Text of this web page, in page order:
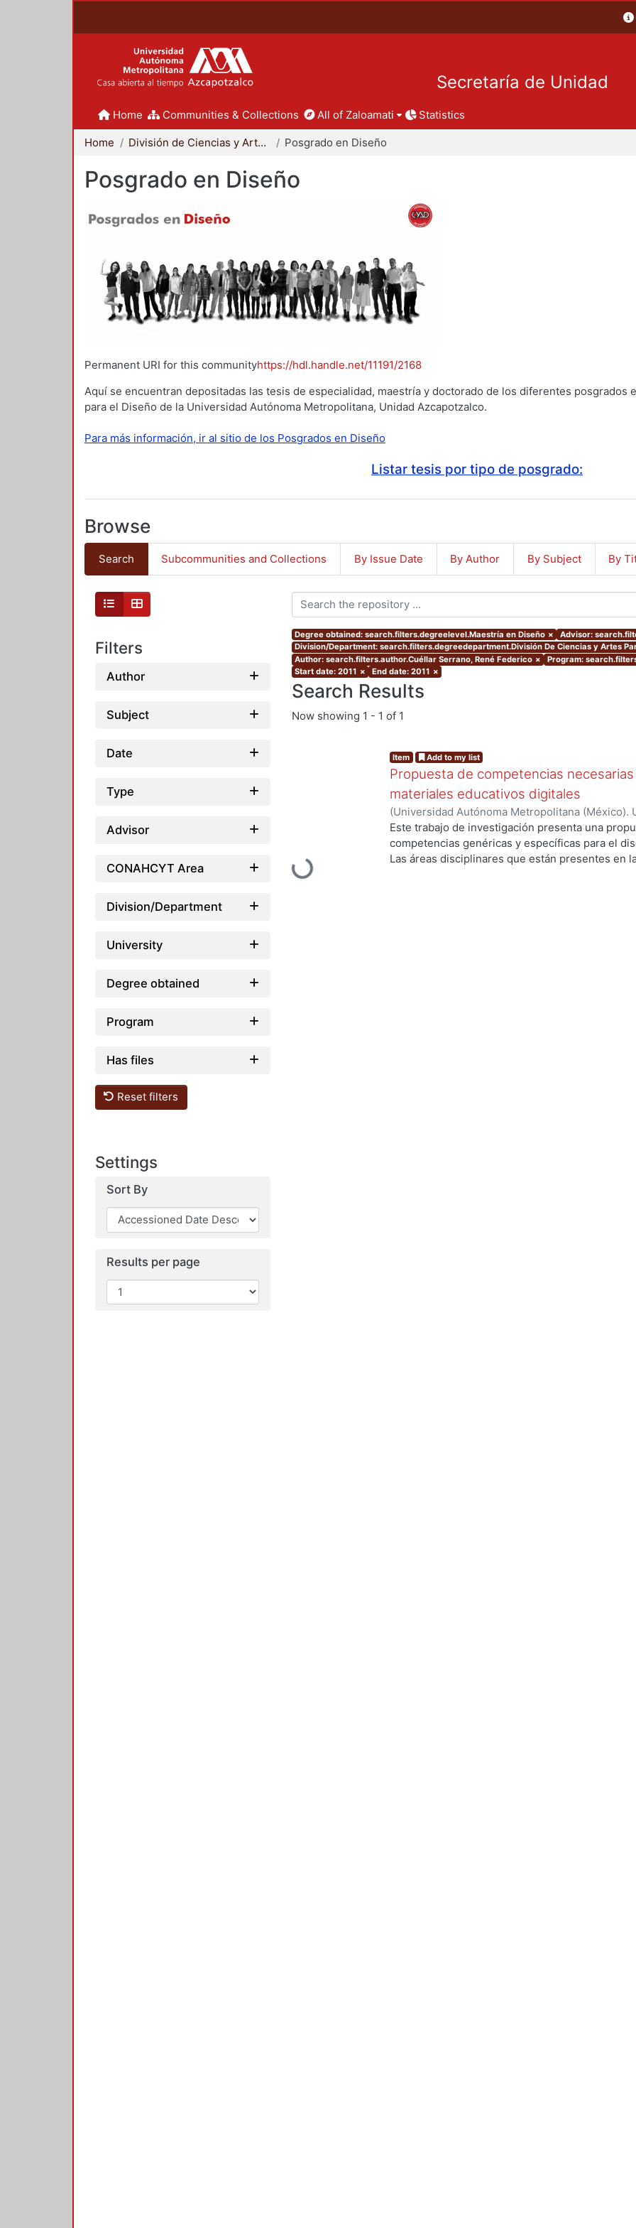
Secretaría de Unidad
Home Communities & Collections All of Zaloamati Statistics
Home División de Ciencias y Artes para el Diseño Posgrado en Diseño
Posgrado en Diseño
Permanent URI for this communityhttps://hdl.handle.net/11191/2168
Aquí se encuentran depositadas las tesis de especialidad, maestría y doctorado de los diferentes posgrados
para el Diseño de la Universidad Autónoma Metropolitana, Unidad Azcapotzalco.
Para más información, ir al sitio de los Posgrados en Diseño
Listar tesis por tipo de posgrado:
Browse
Search Subcommunities and Collections By Issue Date By Author By Subject By
Filters
Author
Subject
Date
Type
Advisor
CONAHCYT Area
Division/Department
University
Degree obtained
Program
Has files
Reset filters
Settings
Sort By
Results per page
Degree obtained: search.filters.degreelevel.Maestría en Diseño × Advisor:
Division/Department: search.filters.degreedepartment.División De Ciencias y Artes
Author: search.filters.author.Cuéllar Serrano, René Federico × Program:
Start date: 2011 × End date: 2011 ×
Search Results
Now showing 1 - 1 of 1
Loading...
Item Add to my list
Propuesta de competencias
materiales educativos digitales
(Universidad Autónoma Metropolitana (México).
de Servicios de Información.,2011-07) Cuéllar
Este trabajo de investigación presenta una
competencias genéricas y específicas para el
Las áreas disciplinares que están presentes en